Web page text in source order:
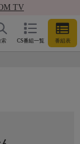
TV
CS番組一覧 番組表
索